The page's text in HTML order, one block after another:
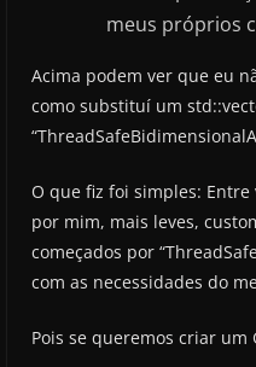
meus próprios
Acima podem ver que eu
como substituí um
O que fiz foi simples:
por mim, mais leves,
começados por
com as necessidades do
Pois se queremos criar